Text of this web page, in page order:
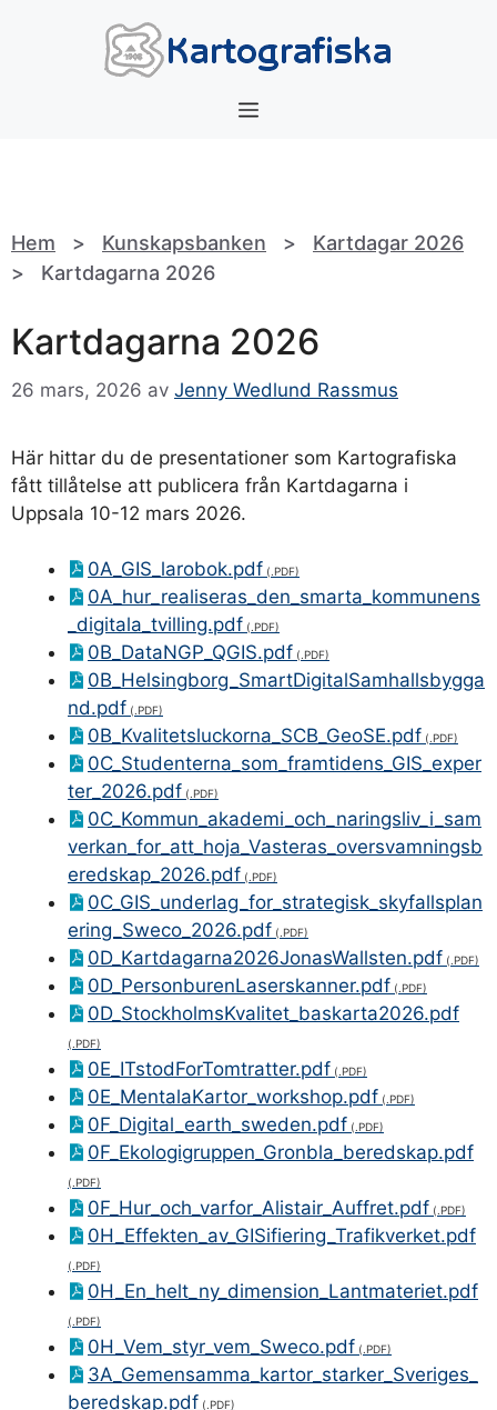
Meny
Hem > Kunskapsbanken > Kartdagar 2026
> Kartdagarna 2026
Kartdagarna 2026
26 mars, 2026 av Jenny Wedlund Rassmus
Här hittar du de presentationer som Kartografiska
fått tillåtelse att publicera från Kartdagarna i
Uppsala 10-12 mars 2026.
0A_GIS_larobok.pdf
0A_hur_realiseras_den_smarta_kommunens
_digitala_tvilling.pdf
0B_DataNGP_QGIS.pdf
0B_Helsingborg_SmartDigitalSamhallsbygga
nd.pdf
0B_Kvalitetsluckorna_SCB_GeoSE.pdf
0C_Studenterna_som_framtidens_GIS_exper
ter_2026.pdf
0C_Kommun_akademi_och_naringsliv_i_sam
verkan_for_att_hoja_Vasteras_oversvamningsb
eredskap_2026.pdf
0C_GIS_underlag_for_strategisk_skyfallsplan
ering_Sweco_2026.pdf
0D_Kartdagarna2026JonasWallsten.pdf
0D_PersonburenLaserskanner.pdf
0D_StockholmsKvalitet_baskarta2026.pdf
0E_ITstodForTomtratter.pdf
0E_MentalaKartor_workshop.pdf
0F_Digital_earth_sweden.pdf
0F_Ekologigruppen_Gronbla_beredskap.pdf
0F_Hur_och_varfor_Alistair_Auffret.pdf
0H_Effekten_av_GISifiering_Trafikverket.pdf
0H_En_helt_ny_dimension_Lantmateriet.pdf
0H_Vem_styr_vem_Sweco.pdf
3A_Gemensamma_kartor_starker_Sveriges_
beredskap.pdf